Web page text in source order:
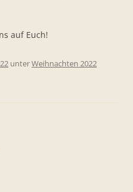
auf Euch!
unterWeihnachten 2022